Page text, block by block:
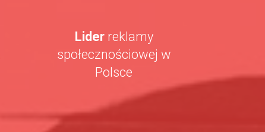
Liderreklamy
społecznościowej w
Polsce